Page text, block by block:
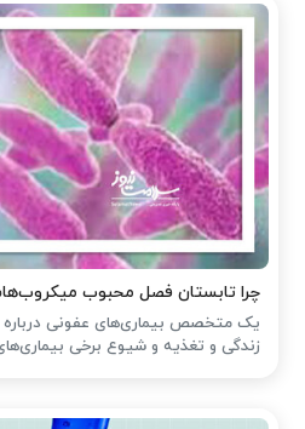
چرا تابستان فصل محبوب
یک متخصص بیماری‌های عفونی
زندگی و تغذیه و شیوع برخی